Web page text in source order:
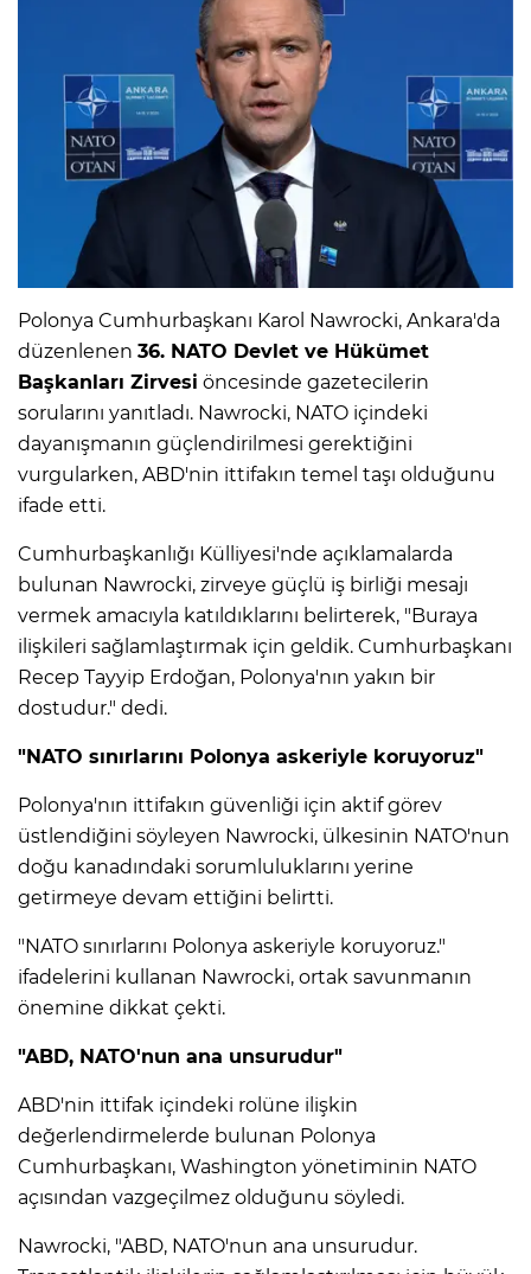
Polonya Cumhurbaşkanı Karol Nawrocki, Ankara'da
düzenlenen 36. NATO Devlet ve Hükümet
Başkanları Zirvesi öncesinde gazetecilerin
sorularını yanıtladı. Nawrocki, NATO içindeki
dayanışmanın güçlendirilmesi gerektiğini
vurgularken, ABD'nin ittifakın temel taşı olduğunu
ifade etti.
Cumhurbaşkanlığı Külliyesi'nde açıklamalarda
bulunan Nawrocki, zirveye güçlü iş birliği mesajı
vermek amacıyla katıldıklarını belirterek, "Buraya
ilişkileri sağlamlaştırmak için geldik. Cumhurbaşkanı
Recep Tayyip Erdoğan, Polonya'nın yakın bir
dostudur." dedi.
"NATO sınırlarını Polonya askeriyle koruyoruz"
Polonya'nın ittifakın güvenliği için aktif görev
üstlendiğini söyleyen Nawrocki, ülkesinin NATO'nun
doğu kanadındaki sorumluluklarını yerine
getirmeye devam ettiğini belirtti.
"NATO sınırlarını Polonya askeriyle koruyoruz."
ifadelerini kullanan Nawrocki, ortak savunmanın
önemine dikkat çekti.
"ABD, NATO'nun ana unsurudur"
ABD'nin ittifak içindeki rolüne ilişkin
değerlendirmelerde bulunan Polonya
Cumhurbaşkanı, Washington yönetiminin NATO
açısından vazgeçilmez olduğunu söyledi.
Nawrocki, "ABD, NATO'nun ana unsurudur.